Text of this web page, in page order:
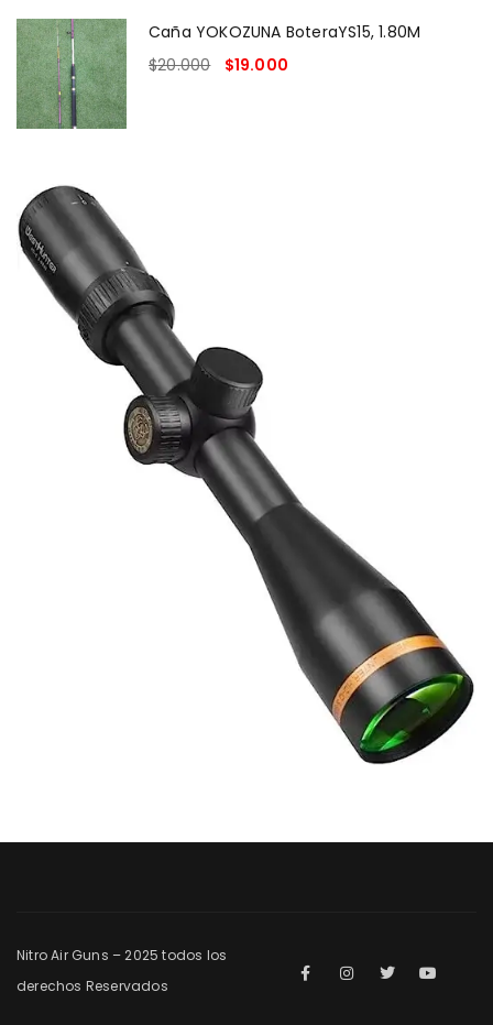
Caña YOKOZUNA BoteraYS15, 1.80M
$20.000 $19.000
Nitro Air Guns – 2025 todos los
derechos Reservados